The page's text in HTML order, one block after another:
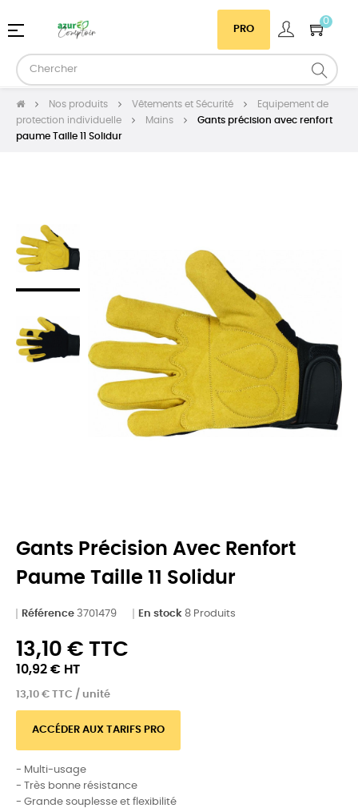
PRO
0
Basculer
navigation
☰
Nos produits Vêtements et Sécurité
Equipement de
protection individuelle
Mains
Gants précision avec renfort
paume Taille 11 Solidur
Gants Précision Avec Renfort
Paume Taille 11 Solidur
Référence 3701479 En stock 8 Produits
13,10 € TTC
10,92 € HT
13,10 € TTC / unité
ACCÉDER AUX TARIFS PRO
- Multi-usage
- Très bonne résistance
- Grande souplesse et flexibilité